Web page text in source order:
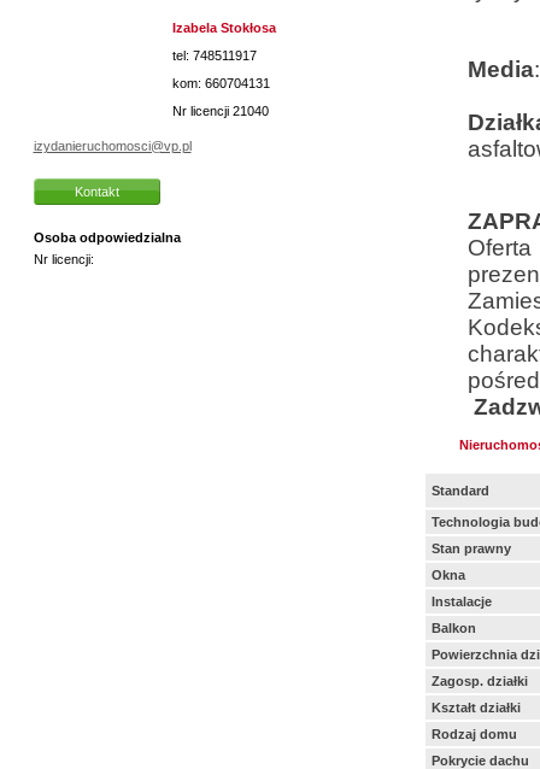
Izabela Stokłosa
tel: 748511917
kom: 660704131
Nr licencji 21040
izydanieruchomosci@vp.pl
Kontakt
Osoba odpowiedzialna
Nr licencji:
Media
Standard
Technologia
Stan prawny
Okna
Instalacje
Balkon
Powierzchnia
Zagosp. działki
Kształt działki
Rodzaj domu
Pokrycie dachu